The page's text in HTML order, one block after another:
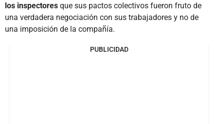
los inspectores que sus pactos colectivos fueron fruto de
una verdadera negociación con sus trabajadores y no de
una imposición de la compañía.
PUBLICIDAD